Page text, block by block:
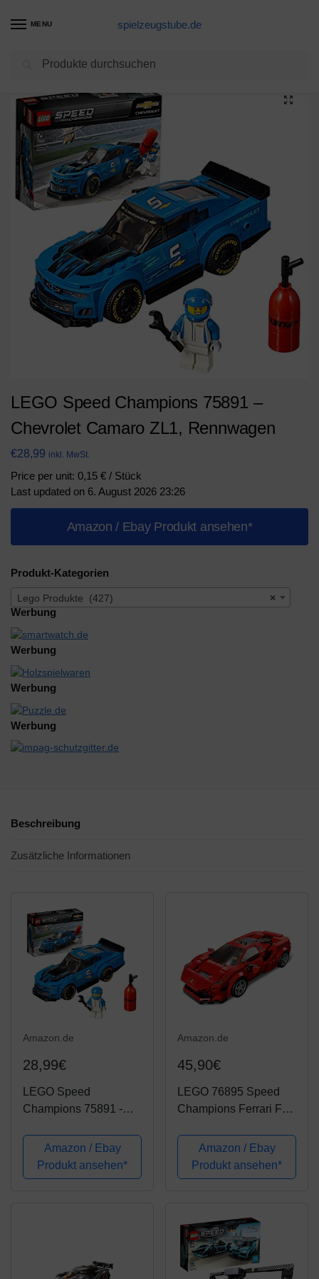
MENU spielzeugstube.de
Lego Produkte / LEGO Speed Champions 75891 – Chevrolet Camaro ZL1, Rennwagen
LEGO Speed Champions 75891 –
Chevrolet Camaro ZL1, Rennwagen
€28,99 inkl. MwSt.
Price per unit: 0,15 € / Stück
Last updated on 6. August 2026 23:26
Amazon / Ebay Produkt ansehen*
Produkt-Kategorien
×
Lego Produkte (427)
Werbung
Werbung
Werbung
Werbung
Beschreibung
Zusätzliche Informationen
Amazon.de
28,99€
LEGO Speed
Champions 75891 -
Rennwagen
Amazon / Ebay
Produkt ansehen*
Amazon.de
45,90€
LEGO 76895 Speed
Champions Ferrari F8
Rennwagenspielzeug
Amazon / Ebay
Produkt ansehen*